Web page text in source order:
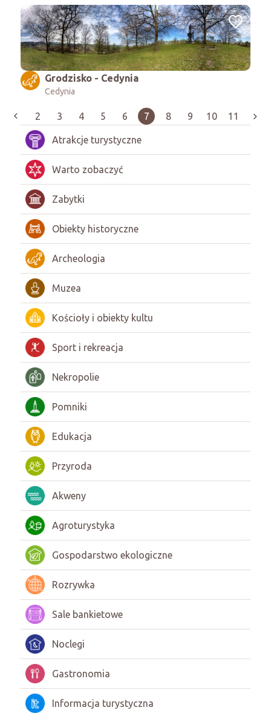
Grodzisko - Cedynia
Cedynia
2 3 4 5 6 7 8 9 10 11
Atrakcje turystyczne
Warto zobaczyć
Zabytki
Obiekty historyczne
Archeologia
Muzea
Kościoły i obiekty kultu
Sport i rekreacja
Nekropolie
Pomniki
Edukacja
Przyroda
Akweny
Agroturystyka
Gospodarstwo ekologiczne
Rozrywka
Sale bankietowe
Noclegi
Gastronomia
Informacja turystyczna